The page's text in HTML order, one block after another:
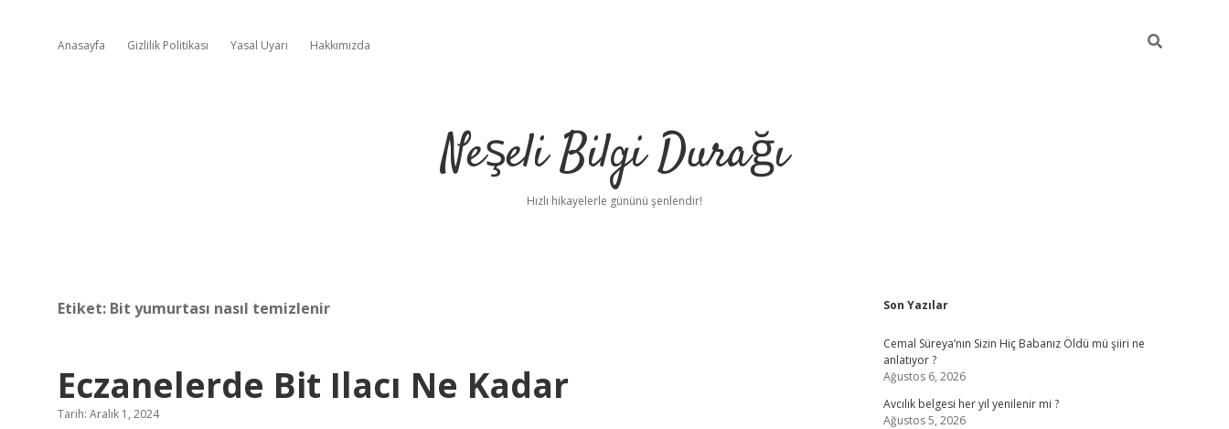
Anasayfa Gizlilik Politikası Yasal Uyarı Hakkımızda
Neşeli Bilgi Durağı
Hızlı hikayelerle gününü şenlendir!
Etiket: Bit yumurtası nasıl temizlenir
Eczanelerde Bit Ilacı Ne Kadar
Tarih: Aralık 1, 2024
Sidebar
Son Yazılar
Cemal Süreya’nın Sizin Hiç Babanız Öldü mü şiiri ne
anlatıyor ?
Ağustos 6, 2026
Avcılık belgesi her yıl yenilenir mi ?
Ağustos 5, 2026